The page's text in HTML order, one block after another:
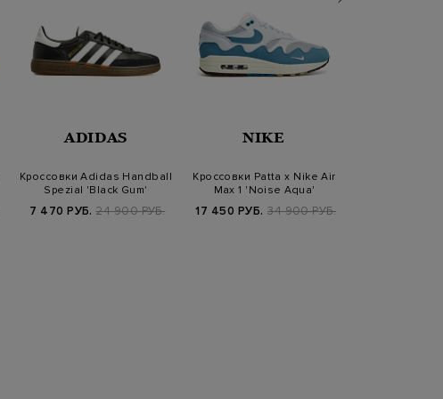
ADIDAS
Кроссовки Adidas Handball
Spezial 'Black Gum'
7 470 РУБ. 24 900 РУБ.
NIKE
Кроссовки Patta x Nike Air
Max 1 'Noise Aqua'
17 450 РУБ. 34 900 РУБ.